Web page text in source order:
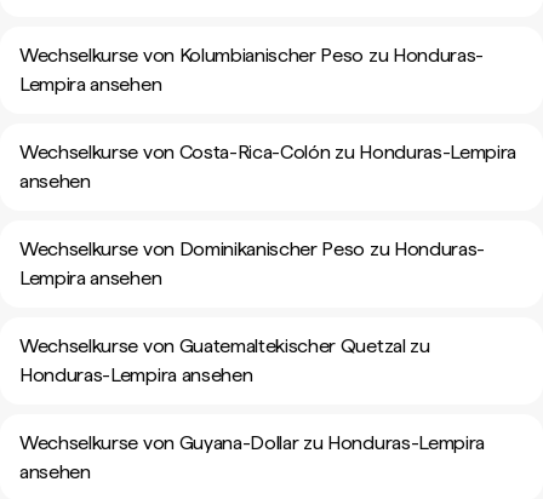
Wechselkurse von Kolumbianischer Peso zu Honduras-
Lempira ansehen
Wechselkurse von Costa-Rica-Colón zu Honduras-Lempira
ansehen
Wechselkurse von Dominikanischer Peso zu Honduras-
Lempira ansehen
Wechselkurse von Guatemaltekischer Quetzal zu
Honduras-Lempira ansehen
Wechselkurse von Guyana-Dollar zu Honduras-Lempira
ansehen